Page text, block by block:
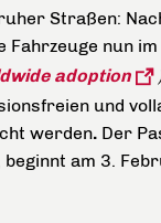
Straßen:
Fahrzeuge nun
adoption
und
werden. Der
am 3.